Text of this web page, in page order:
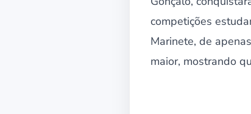
competições
Marinete, de
maior, mostrando